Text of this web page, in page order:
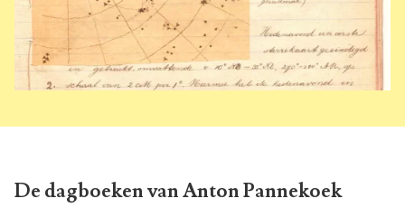
De dagboeken van Anton Pannekoek